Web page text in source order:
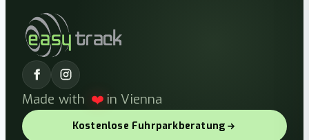
Made with ❤️ in Vienna
Kostenlose Fuhrparkberatung